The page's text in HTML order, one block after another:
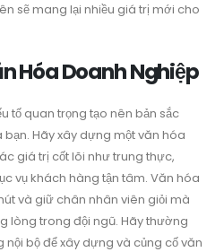
sẽ mang lại nhiều giá trị mới cho
Hóa Doanh Nghiệp
tố quan trọng tạo nên bản sắc
Hãy xây dựng một văn hóa
giá trị cốt lõi như trung thực,
vụ khách hàng tận tâm. Văn hóa
và giữ chân nhân viên giỏi mà
lòng trong đội ngũ. Hãy thường
bộ để xây dựng và củng cố văn